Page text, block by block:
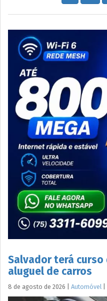
Salvador terá curso
aluguel de carros
8 de agosto de 2026 Automóvel